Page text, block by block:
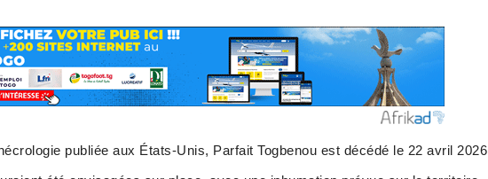
publiée aux États-Unis, Parfait Togbenou est décédé le 22 avril 2026